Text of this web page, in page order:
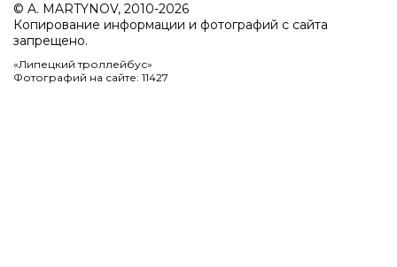
© A. MARTYNOV, 2010-2026
Копирование информации и фотографий с сайта
запрещено.
«Липецкий троллейбус»
Фотографий на сайте: 11427